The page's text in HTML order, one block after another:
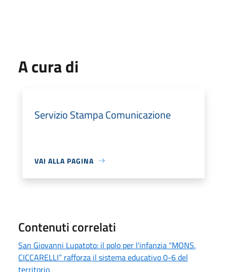
A cura di
Servizio Stampa Comunicazione
VAI ALLA PAGINA
Contenuti correlati
San Giovanni Lupatoto: il polo per l'infanzia “MONS.
CICCARELLI” rafforza il sistema educativo 0-6 del
territorio